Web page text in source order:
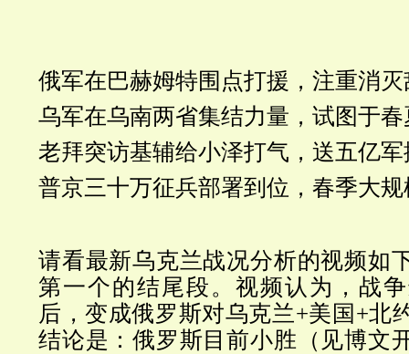
俄军在巴赫姆特围点打援， 注重消
乌军在乌南两省集结力量，试图于
老拜突访基辅给小泽打气，送五亿
普京三十万征兵部署到位，春季大
请看最新乌克兰战况分析的视频如
第一个的结尾段。视频认为，战
后，变成俄罗斯对乌克兰+美国+北
结论是：俄罗斯目前小胜（见博文